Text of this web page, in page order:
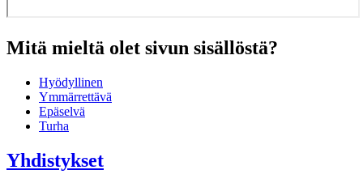
Mitä mieltä olet sivun sisällöstä?
Hyödyllinen
Ymmärrettävä
Epäselvä
Turha
Yhdistykset